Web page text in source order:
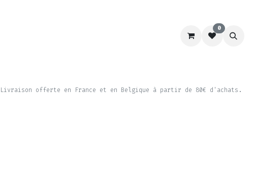
SCHOOL
0
Livraison offerte en France et en Belgique à partir de 80€ d'achats.